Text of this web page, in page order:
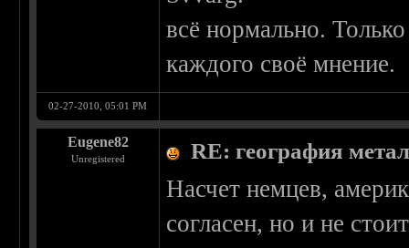
всё нормально.
каждого своё мнение.
02-27-2010, 05:01 PM
Eugene82
Unregistered RE: география
Насчет немцев,
согласен, но и не